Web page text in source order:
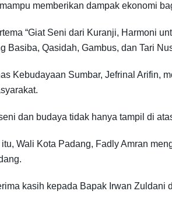
memberikan dampak ekonomi
“Giat Seni dari Kuranji, Harmoni
Basiba, Qasidah, Gambus, dan Tari
Kebudayaan Sumbar, Jefrinal Arifin,
dan budaya tidak hanya tampil di
Wali Kota Padang, Fadly Amran
kasih kepada Bapak Irwan